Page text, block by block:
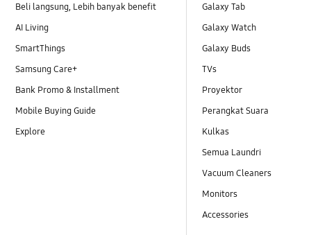
Beli langsung, Lebih banyak benefit
AI Living
SmartThings
Samsung Care+
Bank Promo & Installment
Mobile Buying Guide
Explore
Galaxy Tab
Galaxy Watch
Galaxy Buds
TVs
Proyektor
Perangkat Suara
Kulkas
Semua Laundri
Vacuum Cleaners
Monitors
Accessories